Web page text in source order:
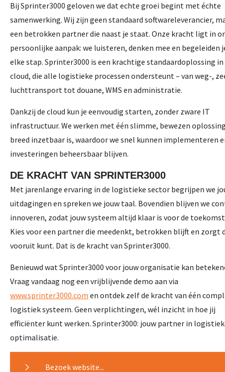
Bij Sprinter3000 geloven we dat echte groei begint met échte
samenwerking. Wij zijn geen standaard softwareleverancier,
een betrokken partner die naast je staat. Onze kracht ligt in
persoonlijke aanpak: we luisteren, denken mee en begeleiden
elke stap. Sprinter3000 is een krachtige standaardoplossing in
cloud, die alle logistieke processen ondersteunt – van weg-,
luchttransport tot douane, WMS en administratie.
Dankzij de cloud kun je eenvoudig starten, zonder zware IT
infrastructuur. We werken met één slimme, bewezen
breed inzetbaar is, waardoor we snel kunnen implementeren
investeringen beheersbaar blijven.
DE KRACHT VAN SPRINTER3000
Met jarenlange ervaring in de logistieke sector begrijpen we
uitdagingen en spreken we jouw taal. Bovendien blijven we
innoveren, zodat jouw systeem altijd klaar is voor de
Kies voor een partner die meedenkt, betrokken blijft en zorgt
vooruit kunt. Dat is de kracht van Sprinter3000.
Benieuwd wat Sprinter3000 voor jouw organisatie kan
Vraag vandaag nog een vrijblijvende demo aan via
www.sprinter3000.com en ontdek zelf de kracht van één
logistiek systeem. Geen verplichtingen, wél inzicht in hoe jij
efficiënter kunt werken. Sprinter3000: jouw partner in
optimalisatie.
Bezoek website...